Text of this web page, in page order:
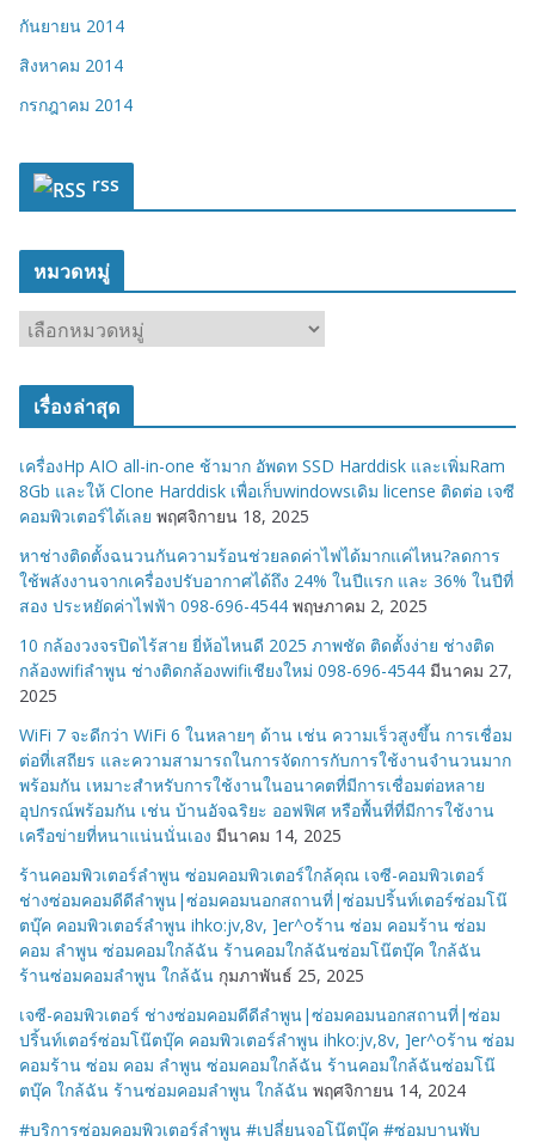
กันยายน 2014
สิงหาคม 2014
กรกฎาคม 2014
rss
หมวดหมู่
ม
ว
มู่
เรื่องล่าสุด
เครื่องHp AIO all-in-one ช้ามาก อัพดท SSD Harddisk และเพิ่มRam
8Gb และให้ Clone Harddisk เพื่อเก็บwindowsเดิม license ติดต่อ เจซี
คอมพิวเตอร์ได้เลย พฤศจิกายน 18, 2025
หาช่างติดตั้งฉนวนกันความร้อนช่วยลดค่าไฟได้มากแค่ไหน?ลดการ
ใช้พลังงานจากเครื่องปรับอากาศได้ถึง 24% ในปีแรก และ 36% ในปีที่
สอง ประหยัดค่าไฟฟ้า 098-696-4544 พฤษภาคม 2, 2025
10 กล้องวงจรปิดไร้สาย ยี่ห้อไหนดี 2025 ภาพชัด ติดตั้งง่าย ช่างติด
กล้องwifiลำพูน ช่างติดกล้องwifiเชียงใหม่ 098-696-4544 มีนาคม 27,
2025
WiFi 7 จะดีกว่า WiFi 6 ในหลายๆ ด้าน เช่น ความเร็วสูงขึ้น การเชื่อม
ต่อที่เสถียร และความสามารถในการจัดการกับการใช้งานจำนวนมาก
พร้อมกัน เหมาะสำหรับการใช้งานในอนาคตที่มีการเชื่อมต่อหลาย
อุปกรณ์พร้อมกัน เช่น บ้านอัจฉริยะ ออฟฟิศ หรือพื้นที่ที่มีการใช้งาน
เครือข่ายที่หนาแน่นนั่นเอง มีนาคม 14, 2025
ร้านคอมพิวเตอร์ลำพูน ซ่อมคอมพิวเตอร์ใกล้คุณ เจซี-คอมพิวเตอร์
ช่างซ่อมคอมดีดีลำพูน|ซ่อมคอมนอกสถานที่|ซ่อมปริ้นท์เตอร์ซ่อมโน๊
ตบุ๊ค คอมพิวเตอร์ลำพูน ihko:jv,8v, ]er^oร้าน ซ่อม คอมร้าน ซ่อม
คอม ลำพูน ซ่อมคอมใกล้ฉัน ร้านคอมใกล้ฉันซ่อมโน๊ตบุ๊ค ใกล้ฉัน
ร้านซ่อมคอมลำพูน ใกล้ฉัน กุมภาพันธ์ 25, 2025
เจซี-คอมพิวเตอร์ ช่างซ่อมคอมดีดีลำพูน|ซ่อมคอมนอกสถานที่|ซ่อม
ปริ้นท์เตอร์ซ่อมโน๊ตบุ๊ค คอมพิวเตอร์ลำพูน ihko:jv,8v, ]er^oร้าน ซ่อม
คอมร้าน ซ่อม คอม ลำพูน ซ่อมคอมใกล้ฉัน ร้านคอมใกล้ฉันซ่อมโน๊
ตบุ๊ค ใกล้ฉัน ร้านซ่อมคอมลำพูน ใกล้ฉัน พฤศจิกายน 14, 2024
#บริการซ่อมคอมพิวเตอร์ลำพูน #เปลี่ยนจอโน๊ตบุ๊ค #ซ่อมบานพับ